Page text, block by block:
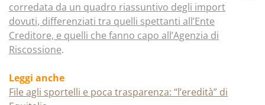
corredata da un quadro riassuntivo degli import
dovuti, differenziati tra quelli spettanti all’Ente
Creditore, e quelli che fanno capo all’Agenzia di
Riscossione.
Leggi anche
File agli sportelli e poca trasparenza: “l’eredità” di